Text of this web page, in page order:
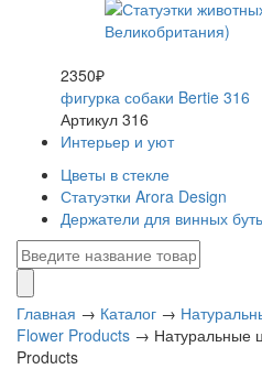
2350₽
фигурка собаки Bertie 316
Артикул 316
Интерьер и уют
Цветы в стекле
Статуэтки Arora Design
Держатели для винных
Главная → Каталог →
Flower Products → Натуральные
Products